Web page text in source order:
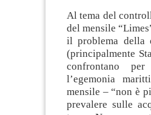
Al tema del
del mensile
il problema della
(principalmente
confrontano per
l’egemonia
mensile – “non è
prevalere sulle